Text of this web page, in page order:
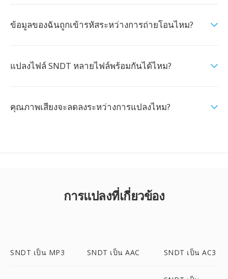
ข้อมูลของฉันถูกเข้ารหัสระหว่างการถ่ายโอนไหม?
แปลงไฟล์ SNDT หลายไฟล์พร้อมกันได้ไหม?
คุณภาพเสียงจะลดลงระหว่างการแปลงไหม?
การแปลงที่เกี่ยวข้อง
SNDT เป็น MP3 SNDT เป็น AAC SNDT เป็น AC3